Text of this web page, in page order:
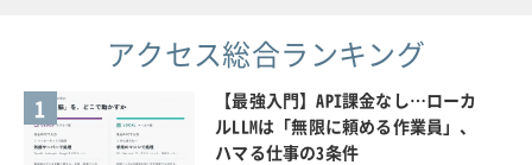
アクセス総合ランキング
1
【最強入門】API課金なし…ローカ
ルLLMは「無限に頼める作業員」、
ハマる仕事の3条件